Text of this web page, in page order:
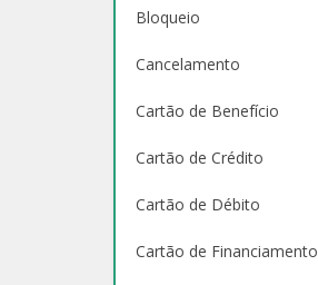
Bloqueio
Cancelamento
Cartão de Benefício
Cartão de Crédito
Cartão de Débito
Cartão de Financiamento